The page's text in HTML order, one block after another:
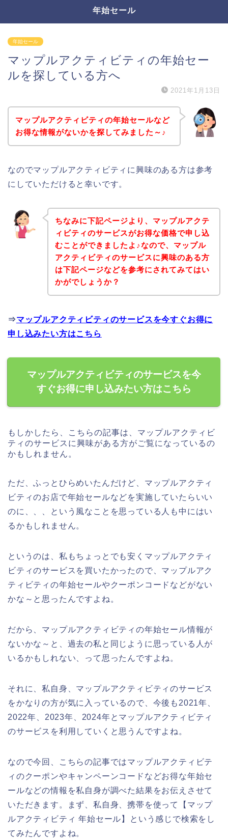
年始セール
年始セール
マップルアクティビティの年始セー
ルを探している方へ
2021年1月13日
マップルアクティビティの年始セールなど
お得な情報がないかを探してみました～♪
なのでマップルアクティビティに興味のある方は参考
にしていただけると幸いです。
ちなみに下記ページより、マップルアクテ
ィビティのサービスがお得な価格で申し込
むことができましたよ♪なので、マップル
アクティビティのサービスに興味のある方
は下記ページなどを参考にされてみてはい
かがでしょうか？
⇒マップルアクティビティのサービスを今すぐお得に
申し込みたい方はこちら
マップルアクティビティのサービスを今
すぐお得に申し込みたい方はこちら
もしかしたら、こちらの記事は、マップルアクティビ
ティのサービスに興味がある方がご覧になっているの
かもしれません。
ただ、ふっとひらめいたんだけど、マップルアクティ
ビティのお店で年始セールなどを実施していたらいい
のに、、、という風なことを思っている人も中にはい
るかもしれません。
というのは、私もちょっとでも安くマップルアクティ
ビティのサービスを買いたかったので、マップルアク
ティビティの年始セールやクーポンコードなどがない
かな～と思ったんですよね。
だから、マップルアクティビティの年始セール情報が
ないかな～と、過去の私と同じように思っている人が
いるかもしれない、って思ったんですよね。
それに、私自身、マップルアクティビティのサービス
をかなりの方が気に入っているので、今後も2021年、
2022年、2023年、2024年とマップルアクティビティ
のサービスを利用していくと思うんですよね。
なので今回、こちらの記事ではマップルアクティビテ
ィのクーポンやキャンペーンコードなどお得な年始セ
ールなどの情報を私自身が調べた結果をお伝えさせて
いただきます。まず、私自身、携帯を使って【マップ
ルアクティビティ 年始セール】という感じで検索をし
てみたんですよね。